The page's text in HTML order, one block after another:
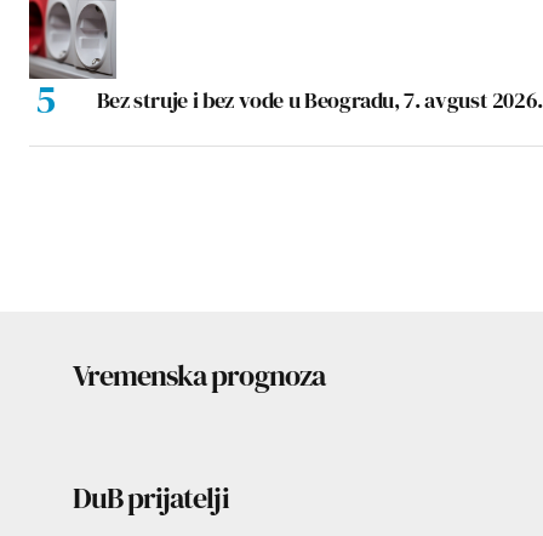
Bez struje i bez vode u Beogradu, 7. avgust 2026.
Vremenska prognoza
DuB prijatelji